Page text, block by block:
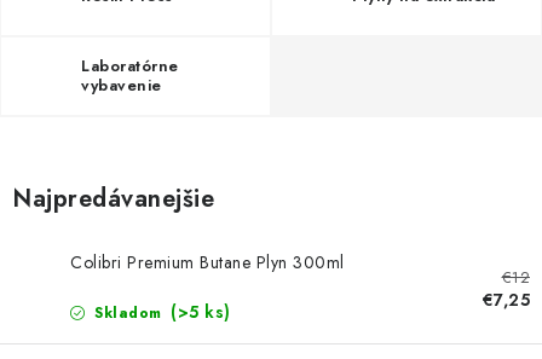
Podmienky ochrany osobných údajov
Odstúpenie od zmluvy online
Laboratórne
vybavenie
Najpredávanejšie
Colibri Premium Butane Plyn 300ml
Skladom (>5 ks)
€12
€7,25